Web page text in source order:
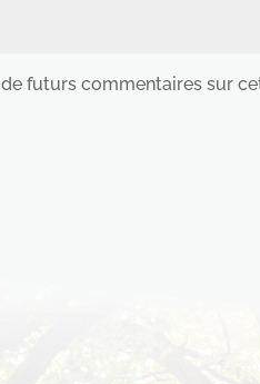
futurs commentaires sur